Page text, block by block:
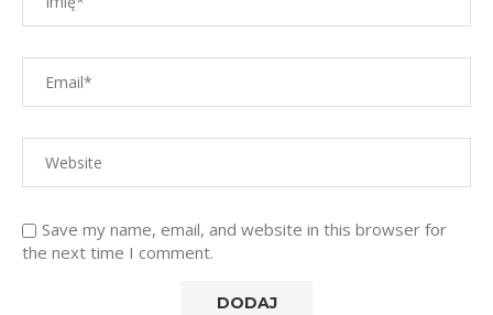
Save my name, email, and website in this browser for
the next time I comment.